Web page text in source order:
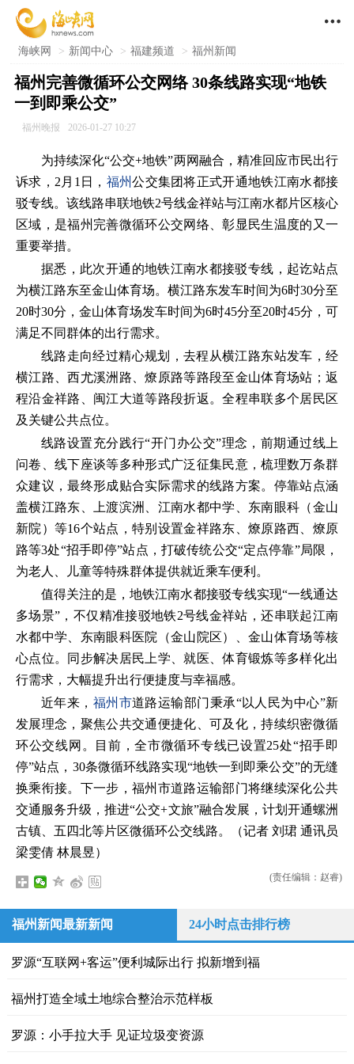

海峡网 > 新闻中心 > 福建频道 > 福州新闻
福州完善微循环公交网络 30条线路实现“地铁
一到即乘公交”
福州晚报 2026-01-27 10:27
为持续深化“公交+地铁”两网融合，精准回应市民出行
诉求，2月1日， 福州公交集团将正式开通地铁江南水都接
驳专线。该线路串联地铁2号线金祥站与江南水都片区核心
区域，是福州完善微循环公交网络、彰显民生温度的又一
重要举措。
据悉，此次开通的地铁江南水都接驳专线，起讫站点
为横江路东至金山体育场。横江路东发车时间为6时30分至
20时30分，金山体育场发车时间为6时45分至20时45分，可
满足不同群体的出行需求。
线路走向经过精心规划，去程从横江路东站发车，经
横江路、西尤溪洲路、燎原路等路段至金山体育场站；返
程沿金祥路、闽江大道等路段折返。全程串联多个居民区
及关键公共点位。
线路设置充分践行“开门办公交”理念，前期通过线上
问卷、线下座谈等多种形式广泛征集民意，梳理数万条群
众建议，最终形成贴合实际需求的线路方案。停靠站点涵
盖横江路东、上渡滨洲、江南水都中学、东南眼科（金山
新院）等16个站点，特别设置金祥路东、燎原路西、燎原
路等3处“招手即停”站点，打破传统公交“定点停靠”局限，
为老人、儿童等特殊群体提供就近乘车便利。
值得关注的是，地铁江南水都接驳专线实现“一线通达
多场景”，不仅精准接驳地铁2号线金祥站，还串联起江南
水都中学、东南眼科医院（金山院区）、金山体育场等核
心点位。同步解决居民上学、就医、体育锻炼等多样化出
行需求，大幅提升出行便捷度与幸福感。
近年来， 福州市道路运输部门秉承“以人民为中心”新
发展理念，聚焦公共交通便捷化、可及化，持续织密微循
环公交线网。目前，全市微循环专线已设置25处“招手即
停”站点，30条微循环线路实现“地铁一到即乘公交”的无缝
换乘衔接。下一步，福州市道路运输部门将继续深化公共
交通服务升级，推进“公交+文旅”融合发展，计划开通螺洲
古镇、五四北等片区微循环公交线路。（记者 刘珺 通讯员
梁雯倩 林晨昱）
(责任编辑：赵睿)
福州新闻最新新闻 24小时点击排行榜
罗源“互联网+客运”便利城际出行 拟新增到福
福州打造全域土地综合整治示范样板
罗源：小手拉大手 见证垃圾变资源